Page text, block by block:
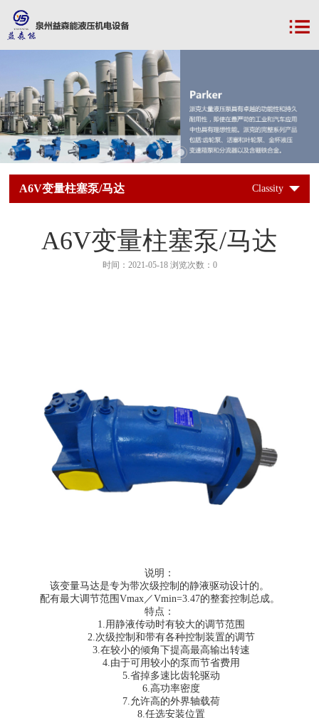
A6V变量柱塞泵/马达 Classity
A6V变量柱塞泵/马达
时间：2021-05-18 浏览次数：0
说明：
该变量马达是专为带次级控制的静液驱动设计的。
配有最大调节范围Vmax／Vmin=3.47的整套控制总成。
特点：
1.用静液传动时有较大的调节范围
2.次级控制和带有各种控制装置的调节
3.在较小的倾角下提高最高输出转速
4.由于可用较小的泵而节省费用
5.省掉多速比齿轮驱动
6.高功率密度
7.允许高的外界轴载荷
8.任选安装位置